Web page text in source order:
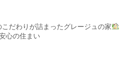
こだわりが詰まったグレージュの家
心の住まい